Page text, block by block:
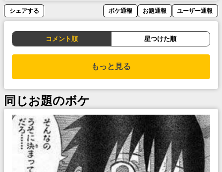
シェアする ボケ通報 お題通報 ユーザー通報
コメント順 星つけた順
もっと見る
同じお題のボケ